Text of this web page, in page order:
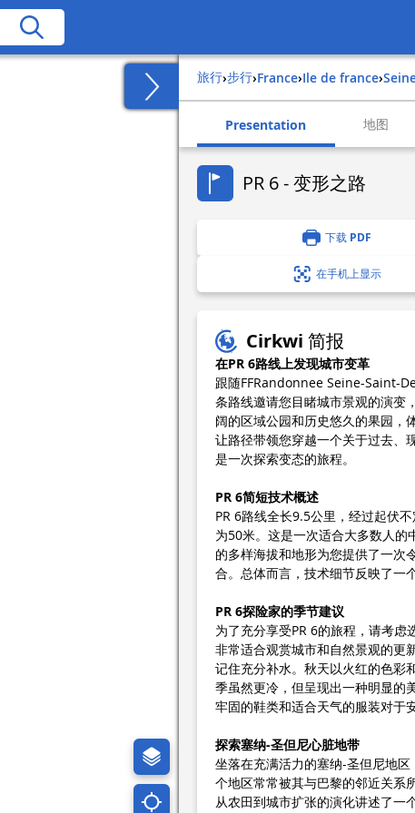
旅行› 步行› france› ile de france›
Presentation 地图
PR 6 - 变形之路
下载 PDF
在手机上显示
Cirkwi 简报
在PR 6路线上发现城市变革
跟随FFRandonnee Seine-Saint-
条路线邀请您目睹城市景观的演变
阔的区域公园和历史悠久的果园，
让路径带领您穿越一个关于过去、
是一次探索变态的旅程。
PR 6简短技术概述
PR 6路线全长9.5公里，经过起伏
为50米。这是一次适合大多数人
的多样海拔和地形为您提供了一次
合。总体而言，技术细节反映了一
PR 6探险家的季节建议
为了充分享受PR 6的旅程，请考虑
非常适合观赏城市和自然景观的更
记住充分补水。秋天以火红的色彩
季虽然更冷，但呈现出一种明显的
牢固的鞋类和适合天气的服装对于
探索塞纳-圣但尼心脏地带
坐落在充满活力的塞纳-圣但尼地
个地区常常被其与巴黎的邻近关系
从农田到城市扩张的演化讲述了一